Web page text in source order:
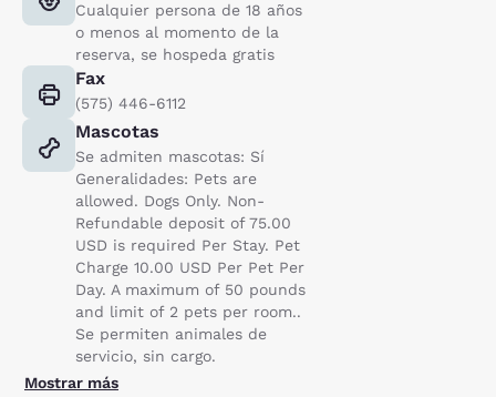
Cualquier persona de 18 años
o menos al momento de la
reserva, se hospeda gratis
Fax
(575) 446-6112
Mascotas
Se admiten mascotas: Sí
Generalidades: Pets are
allowed. Dogs Only. Non-
Refundable deposit of 75.00
USD is required Per Stay. Pet
Charge 10.00 USD Per Pet Per
Day. A maximum of 50 pounds
and limit of 2 pets per room..
Se permiten animales de
servicio, sin cargo.
Mostrar más